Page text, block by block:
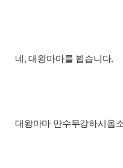
네, 대왕마마를 뵙습니다.
대왕마마 만수무강하시옵